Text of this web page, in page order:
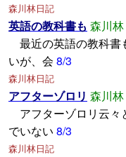
森川林日記
英語の教科書も 森川林
最近の英語の教科書
いが、会 8/3
森川林日記
アフターゾロリ 森川林
アフターゾロリ云々
でいない 8/3
森川林日記